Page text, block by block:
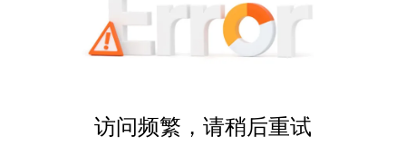
访问频繁，请稍后重试